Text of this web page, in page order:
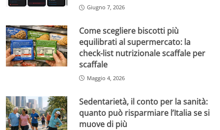
Giugno 7, 2026
Come scegliere biscotti più
equilibrati al supermercato: la
check-list nutrizionale scaffale per
scaffale
Maggio 4, 2026
Sedentarietà, il conto per la sanità:
quanto può risparmiare l’Italia se si
muove di più